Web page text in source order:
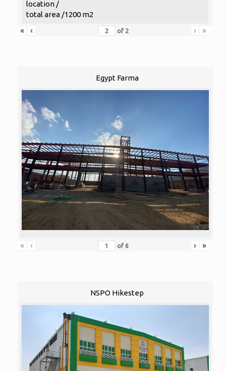
location /
total area /1200 m2
«
‹ of 2 › »
Egypt Farma
« ‹ of 6 › »
NSPO Hikestep